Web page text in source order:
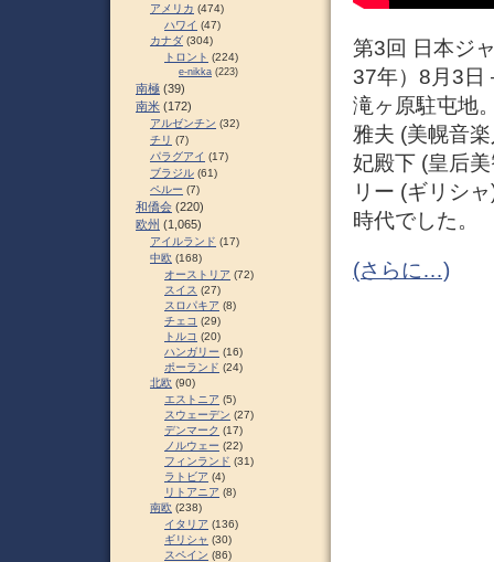
第3回 日本ジ
37年）8月3日
滝ヶ原駐屯地
雅夫 (美幌音
妃殿下 (皇后
リー (ギリシ
時代でした。
(さらに…)
アメリカ (474)
ハワイ (47)
カナダ (304)
トロント (224)
e-nikka (223)
南極 (39)
南米 (172)
アルゼンチン (32)
チリ (7)
パラグアイ (17)
ブラジル (61)
ペルー (7)
和僑会 (220)
欧州 (1,065)
アイルランド (17)
中欧 (168)
オーストリア (72)
スイス (27)
スロパキア (8)
チェコ (29)
トルコ (20)
ハンガリー (16)
ポーランド (24)
北欧 (90)
エストニア (5)
スウェーデン (27)
デンマーク (17)
ノルウェー (22)
フィンランド (31)
ラトビア (4)
リトアニア (8)
南欧 (238)
イタリア (136)
ギリシャ (30)
スペイン (86)